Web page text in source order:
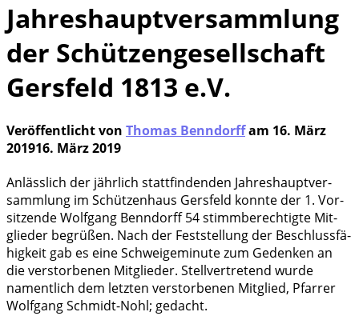
Jahreshauptversammlung
der Schützengesellschaft
Gersfeld 1813 e.V.
Veröffentlicht von Thomas Benndorffam 16. März
201916. März 2019
Anläss­lich der jähr­lich statt­fin­den­den Jah­res­haupt­ver­
samm­lung im Schüt­zen­haus Gers­feld konn­te der 1. Vor­
sit­zen­de Wolf­gang Ben­n­dorff 54 stimm­be­rech­tig­te Mit­
glie­der begrü­ßen. Nach der Fest­stel­lung der Beschluss­fä­
hig­keit gab es eine Schwei­ge­mi­nu­te zum Geden­ken an
die ver­stor­be­nen Mit­glie­der. Stell­ver­tre­tend wur­de
nament­lich dem letz­ten ver­stor­be­nen Mit­glied, Pfar­rer
Wolf­gang Schmidt-Nohl; gedacht.